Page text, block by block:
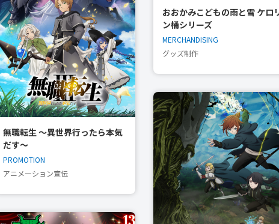
無職転生 〜異世界行ったら本気
だす〜
PROMOTION
アニメーション宣伝
おおかみこどもの雨と雪 ケロ
ン桶シリーズ
MERCHANDISING
グッズ制作